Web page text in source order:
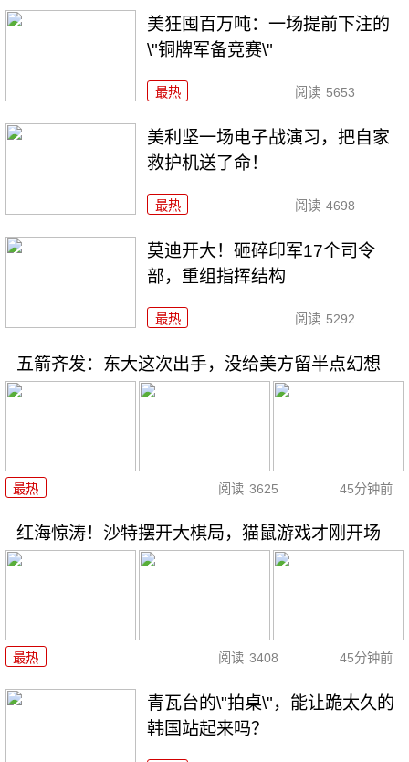
美狂囤百万吨：一场提前下注的
\"铜牌军备竞赛\"
最热 阅读 5653
美利坚一场电子战演习，把自家
救护机送了命！
最热 阅读 4698
莫迪开大！砸碎印军17个司令
部，重组指挥结构
最热 阅读 5292
五箭齐发：东大这次出手，没给美方留半点幻想
最热 阅读 3625 45分钟前
红海惊涛！沙特摆开大棋局，猫鼠游戏才刚开场
最热 阅读 3408 45分钟前
青瓦台的\"拍桌\"，能让跪太久的
韩国站起来吗？